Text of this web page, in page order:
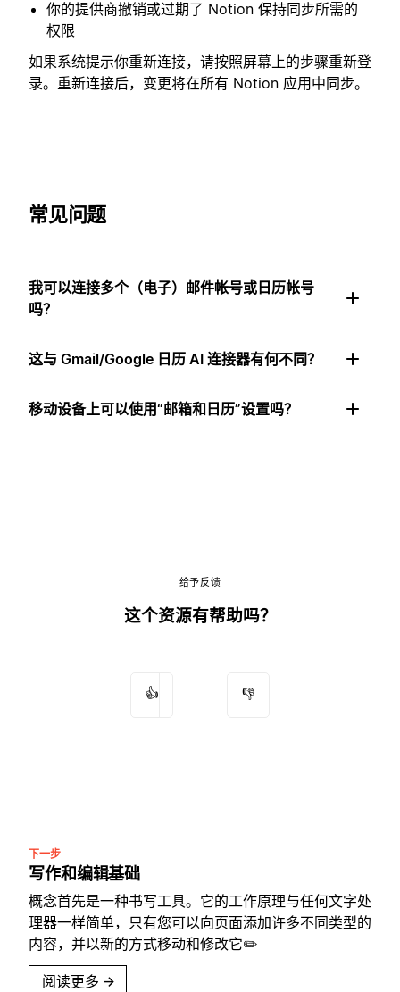
你的提供商撤销或过期了 Notion 保持同步所需的
权限
如果系统提示你重新连接，请按照屏幕上的步骤重新登
录。重新连接后，变更将在所有 Notion 应用中同步。
常见问题
我可以连接多个（电子）邮件帐号或日历帐号
吗？
这与 Gmail/Google 日历 AI 连接器有何不同？
移动设备上可以使用“邮箱和日历”设置吗？
给予反馈
这个资源有帮助吗？
👍 👎
下一步
写作和编辑基础
概念首先是一种书写工具。它的工作原理与任何文字处
理器一样简单，只有您可以向页面添加许多不同类型的
内容，并以新的方式移动和修改它✏️
阅读更多 →